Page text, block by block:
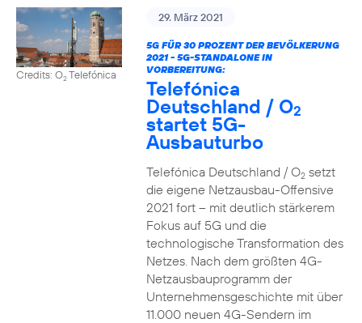
Credits: O2Telefónica
29. März 2021
5G FÜR 30 PROZENT DER BEVÖLKERUNG
2021 - 5G-STANDALONE IN
VORBEREITUNG:
Telefónica
Deutschland / O2
startet 5G-
Ausbauturbo
Telefónica Deutschland / O2setzt
die eigene Netzausbau-Offensive
2021 fort – mit deutlich stärkerem
Fokus auf 5G und die
technologische Transformation des
Netzes. Nach dem größten 4G-
Netzausbauprogramm der
Unternehmensgeschichte mit über
11.000 neuen 4G-Sendern im